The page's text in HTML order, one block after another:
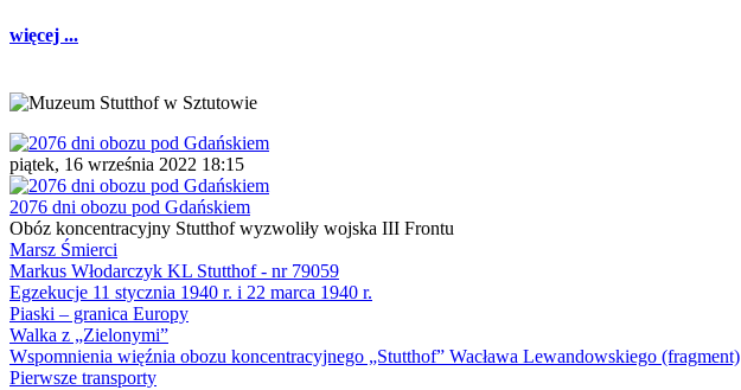
więcej ...
piątek, 16 września 2022 18:15
2076 dni obozu pod Gdańskiem
Obóz koncentracyjny Stutthof wyzwoliły wojska III Frontu
Marsz Śmierci
Markus Włodarczyk KL Stutthof - nr 79059
Egzekucje 11 stycznia 1940 r. i 22 marca 1940 r.
Piaski – granica Europy
Walka z „Zielonymi”
Wspomnienia więźnia obozu koncentracyjnego „Stutthof” Wacława Lewandowskiego (fragment)
Pierwsze transporty